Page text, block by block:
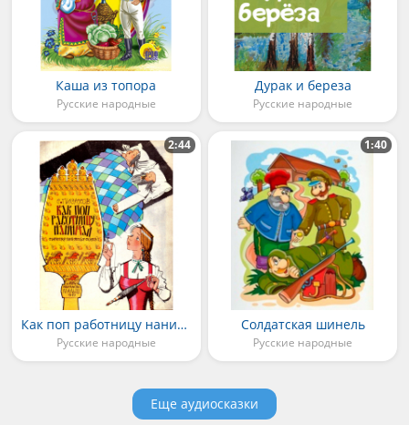
Каша из топора
Русские народные
Дурак и береза
Русские народные
Как поп работницу нанимал
Русские народные
2:44
Солдатская шинель
Русские народные
1:40
Еще аудиосказки